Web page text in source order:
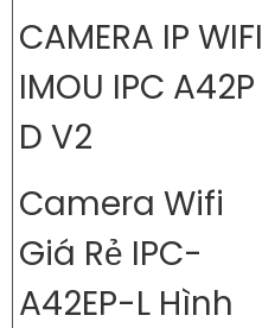
CAMERA IP WIFI
IMOU IPC A42P
D V2
Camera Wifi
Giá Rẻ IPC-
A42EP-L Hình